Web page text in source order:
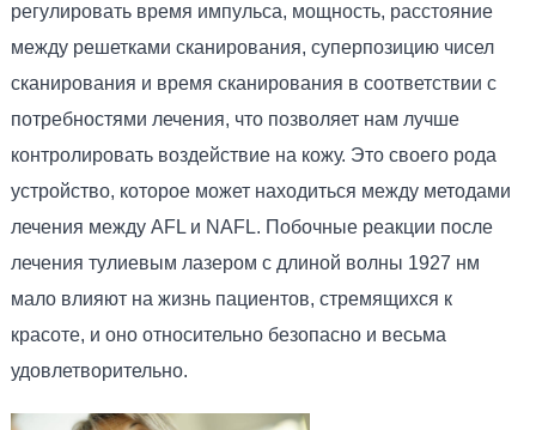
регулировать время импульса, мощность, расстояние
между решетками сканирования, суперпозицию чисел
сканирования и время сканирования в соответствии с
потребностями лечения, что позволяет нам лучше
контролировать воздействие на кожу. Это своего рода
устройство, которое может находиться между методами
лечения между AFL и NAFL. Побочные реакции после
лечения тулиевым лазером с длиной волны 1927 нм
мало влияют на жизнь пациентов, стремящихся к
красоте, и оно относительно безопасно и весьма
удовлетворительно.